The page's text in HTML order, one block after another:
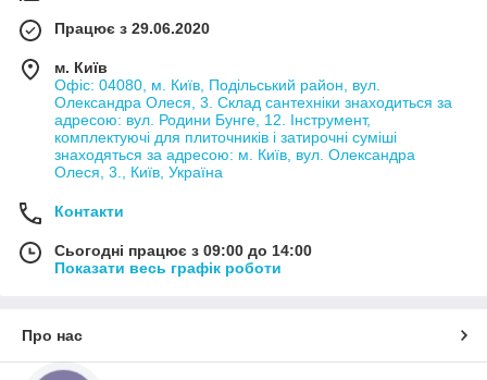
Працює з 29.06.2020
м. Київ
Офіс: 04080, м. Київ, Подільський район, вул.
Олександра Олеся, 3. Склад сантехніки знаходиться за
адресою: вул. Родини Бунге, 12. Інструмент,
комплектуючі для плиточників і затирочні суміші
знаходяться за адресою: м. Київ, вул. Олександра
Олеся, 3., Київ, Україна
Контакти
Сьогодні працює з 09:00 до 14:00
Показати весь графік роботи
Про нас